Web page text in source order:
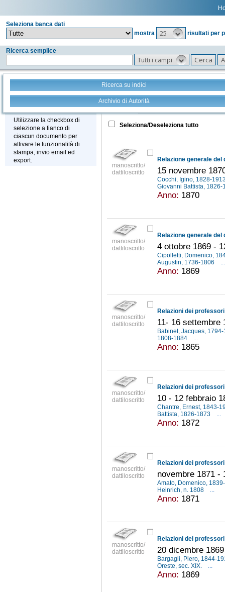
Seleziona banca dati
mostra
25 risultati per
Ricerca semplice
Tutti i campi
Ricerca su indici
Archivio di Autorità
Stampa - Email - Export
Utilizzare la checkbox di
selezione a fianco di
ciascun documento per
attivare le funzionalità di
stampa, invio email ed
export.
Tutto +
Seleziona/Deseleziona tutto
manoscritto/
dattiloscritto
15 novembre
Cocchi, Igino, 1828-
Giovanni Battista,
Anno: 1870
manoscritto/
dattiloscritto
4 ottobre 1869 -
Cipolletti, Domenico,
Augustin, 1736-1806
...
Anno: 1869
manoscritto/
dattiloscritto
11- 16 settembre
Babinet, Jacques,
1808-1884
...
Anno: 1865
manoscritto/
dattiloscritto
Relazioni dei
10 - 12 febbraio
Chantre, Ernest, 1843-
Battista, 1826-1873
...
Anno: 1872
manoscritto/
dattiloscritto
Relazioni dei
novembre 1871 -
Amato, Domenico,
Heinrich, n. 1808
...
Anno: 1871
manoscritto/
dattiloscritto
Relazioni dei
20 dicembre
Bargagli, Piero, 1844-
Oreste, sec. XIX.
...
Anno: 1869